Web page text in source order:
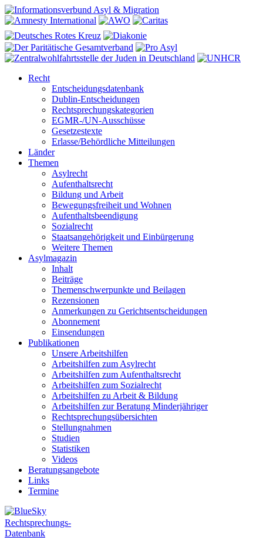
Recht
Entscheidungsdatenbank
Dublin-Entscheidungen
Rechtsprechungskategorien
EGMR-/UN-Ausschüsse
Gesetzestexte
Erlasse/Behördliche Mitteilungen
Länder
Themen
Asylrecht
Aufenthaltsrecht
Bildung und Arbeit
Bewegungsfreiheit und Wohnen
Aufenthaltsbeendigung
Sozialrecht
Staatsangehörigkeit und Einbürgerung
Weitere Themen
Asylmagazin
Inhalt
Beiträge
Themenschwerpunkte und Beilagen
Rezensionen
Anmerkungen zu Gerichtsentscheidungen
Abonnement
Einsendungen
Publikationen
Unsere Arbeitshilfen
Arbeitshilfen zum Asylrecht
Arbeitshilfen zum Aufenthaltsrecht
Arbeitshilfen zum Sozialrecht
Arbeitshilfen zu Arbeit & Bildung
Arbeitshilfen zur Beratung Minderjähriger
Rechtsprechungsübersichten
Stellungnahmen
Studien
Statistiken
Videos
Beratungsangebote
Links
Termine
Rechtsprechungs-
Datenbank